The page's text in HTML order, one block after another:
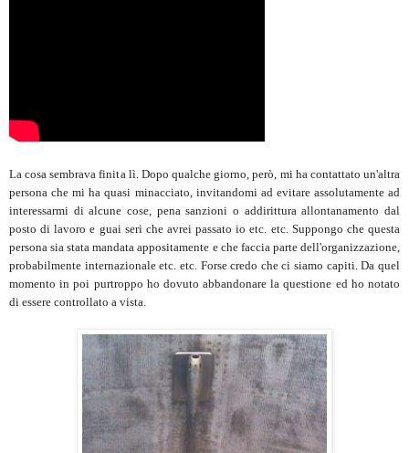
La cosa sembrava finita lì. Dopo qualche giorno, però, mi ha contattato un'altra
persona che mi ha quasi minacciato, invitandomi ad evitare assolutamente ad
interessarmi di alcune cose, pena sanzioni o addirittura allontanamento dal
posto di lavoro e guai seri che avrei passato io etc. etc. Suppongo che questa
persona sia stata mandata appositamente e che faccia parte dell'organizzazione,
probabilmente internazionale etc. etc. Forse credo che ci siamo capiti. Da quel
momento in poi purtroppo ho dovuto abbandonare la questione ed ho notato
di essere controllato a vista.